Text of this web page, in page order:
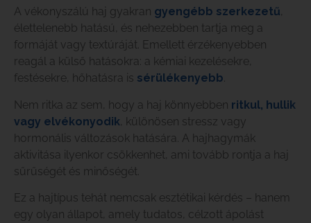
A vékonyszálú haj gyakran gyengébb szerkezetű
élettelenebb hatású, és nehezebben tartja meg a
formáját vagy textúráját. Emellett érzékenyebben
reagál a külső hatásokra: a kémiai kezelésekre,
festésekre, hőhatásra is sérülékenyebb.
Nem ritka az sem, hogy a haj könnyebben ritkul, hullik
vagy elvékonyodik , különösen stressz vagy
hormonális változások hatására. A hajhagymák
aktivitása ilyenkor csökkenhet, ami tovább rontja a haj
sűrűségét és minőségét.
Ez a hajtípus tehát nemcsak esztétikai kérdés – hanem
egy olyan állapot, amely tudatos, célzott ápolást